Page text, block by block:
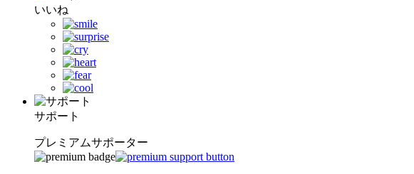
いいね
サポート
プレミアムサポーター